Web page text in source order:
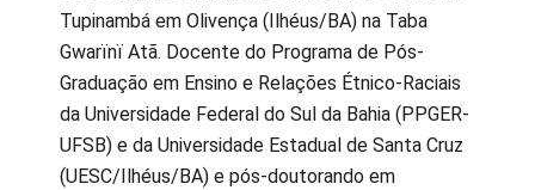
Tupinambá em Olivença (Ilhéus/BA) na Taba
Gwarïnï Atã. Docente do Programa de Pós-
Graduação em Ensino e Relações Étnico-Raciais
da Universidade Federal do Sul da Bahia (PPGER-
UFSB) e da Universidade Estadual de Santa Cruz
(UESC/Ilhéus/BA) e pós-doutorando em